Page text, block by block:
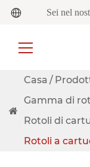
Sei nel
Casa
Gamma di
Rotoli di
Rotoli a